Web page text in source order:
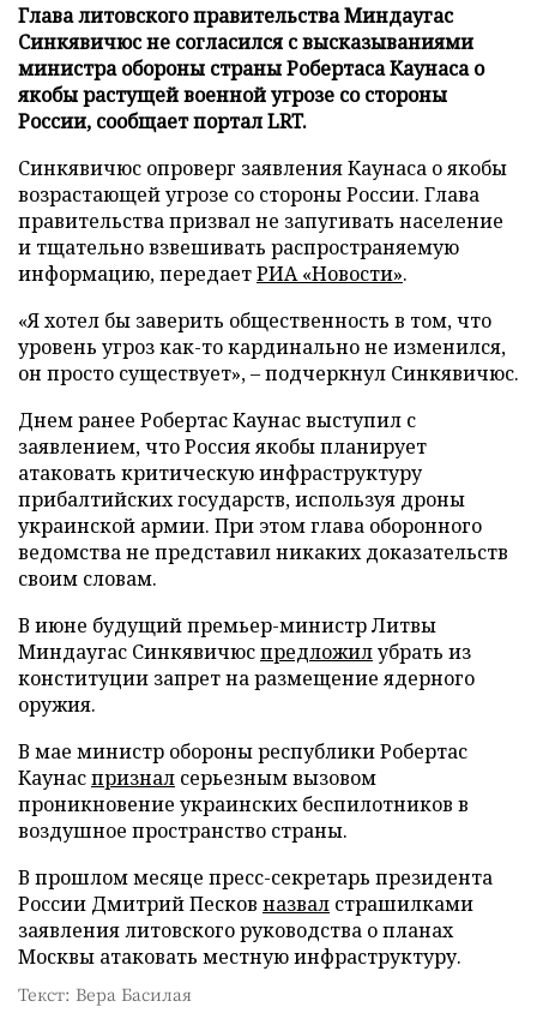
Глава литовского правительства Миндаугас
Синкявичюс не согласился с высказываниями
министра обороны страны Робертаса Каунаса о
якобы растущей военной угрозе со стороны
России, сообщает портал LRT.
Синкявичюс опроверг заявления Каунаса о якобы
возрастающей угрозе со стороны России. Глава
правительства призвал не запугивать население
и тщательно взвешивать распространяемую
информацию, передаетРИА «Новости».
«Я хотел бы заверить общественность в том, что
уровень угроз как-то кардинально не изменился,
он просто существует», – подчеркнул Синкявичюс.
Днем ранее Робертас Каунас выступил с
заявлением, что Россия якобы планирует
атаковать критическую инфраструктуру
прибалтийских государств, используя дроны
украинской армии. При этом глава оборонного
ведомства не представил никаких доказательств
своим словам.
В июне будущий премьер-министр Литвы
Миндаугас Синкявичюспредложилубрать из
конституции запрет на размещение ядерного
оружия.
В мае министр обороны республики Робертас
Каунаспризнал серьезным вызовом
проникновение украинских беспилотников в
воздушное пространство страны.
В прошлом месяце пресс-секретарь президента
России Дмитрий Песков назвал страшилками
заявления литовского руководства о планах
Москвы атаковать местную инфраструктуру.
Текст: Вера Басилая